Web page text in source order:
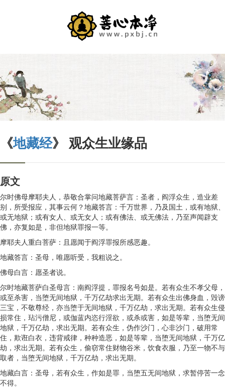
《地藏经》 观众生业缘品
原文
尔时佛母摩耶夫人，恭敬合掌问地藏菩萨言：圣者，阎浮众生，造业差
别，所受报应，其事云何？地藏答言：千万世界，乃及国土，或有地狱、
或无地狱；或有女人、或无女人；或有佛法、或无佛法，乃至声闻辟支
佛，亦复如是，非但地狱罪报一等。
摩耶夫人重白菩萨：且愿闻于阎浮罪报所感恶趣。
地藏答言：圣母，唯愿听受，我粗说之。
佛母白言：愿圣者说。
尔时地藏菩萨白圣母言：南阎浮提，罪报名号如是。若有众生不孝父母，
或至杀害，当堕无间地狱，千万亿劫求出无期。若有众生出佛身血，毁谤
三宝，不敬尊经，亦当堕于无间地狱，千万亿劫，求出无期。若有众生侵
损常住，玷污僧尼，或伽蓝内恣行淫欲，或杀或害，如是等辈，当堕无间
地狱，千万亿劫，求出无期。若有众生，伪作沙门，心非沙门，破用常
住，欺诳白衣，违背戒律，种种造恶，如是等辈，当堕无间地狱，千万亿
劫，求出无期。若有众生，偷窃常住财物谷米，饮食衣服，乃至一物不与
取者，当堕无间地狱，千万亿劫，求出无期。
地藏白言：圣母，若有众生，作如是罪，当堕五无间地狱，求暂停苦一念
不得。